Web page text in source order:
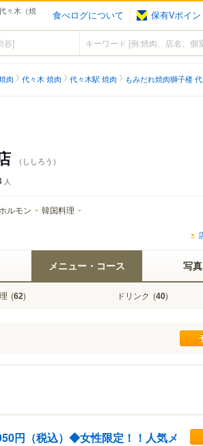
々木（焼
食べログについて 保有Vポイン
肉 代々木 焼肉 代々木駅 焼肉 もみだれ焼肉獅子楼
（ししろう）
人
ホルモン 韓国料理
メニュー・コース
(62) ドリンク (40)
写真
円（税込）◆女性限定！！人気メ